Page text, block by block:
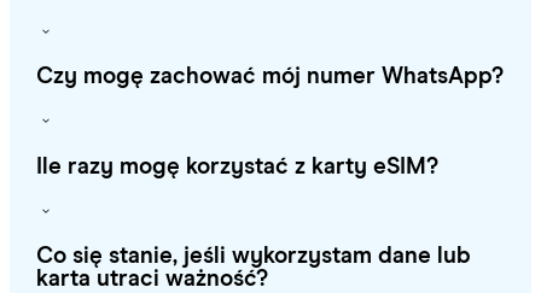
Czy mogę zachować mój numer WhatsApp?
Ile razy mogę korzystać z karty eSIM?
Co się stanie, jeśli wykorzystam dane lub
karta utraci ważność?